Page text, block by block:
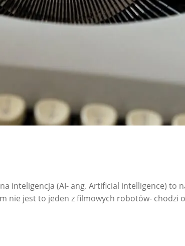
inteligencja (AI- ang. Artificial intelligence)
jest to jeden z filmowych robotów- chodzi